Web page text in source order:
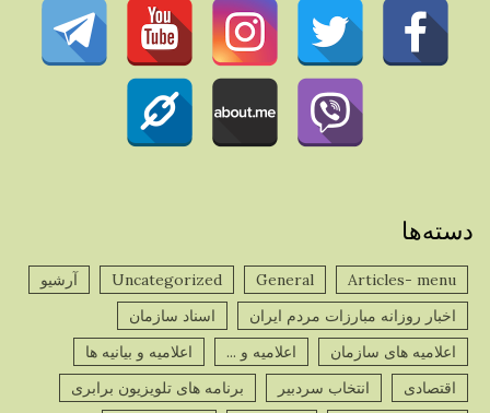
دسته‌ها
Articles- menu
General
Uncategorized
آرشیو
اخبار روزانه مبارزات مردم ایران
اسناد سازمان
اعلامیه های سازمان
اعلامیه و ...
اعلامیه و بیانیه ها
اقتصادی
انتخاب سردبیر
برنامه های تلویزیون برابری